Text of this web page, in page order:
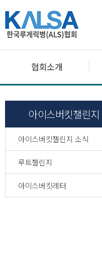
협회소개
아이스버킷챌린지
아이스버킷챌린지 소식
루트챌린지
아이스버킷레터